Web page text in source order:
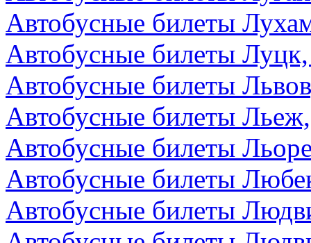
Автобусные билеты
Автобусные билеты
Автобусные билеты
Автобусные билеты
Автобусные билеты
Автобусные билеты
Автобусные билеты